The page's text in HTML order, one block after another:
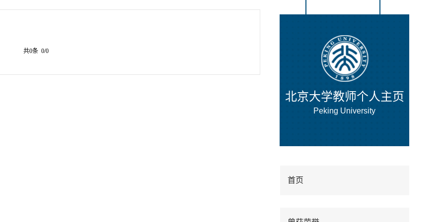
北京大学教师个人主页
Peking University
首页
共0条 0/0